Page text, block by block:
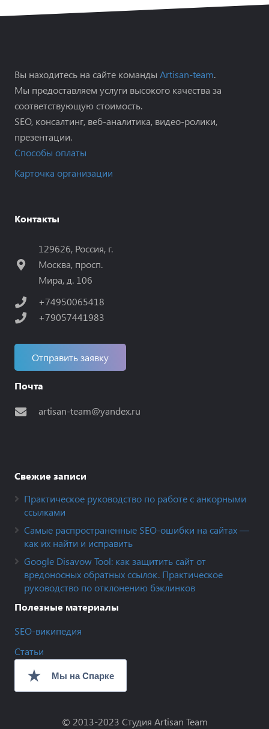
Вы находитесь на сайте команды Artisan-team.
Мы предоставляем услуги высокого качества за
соответствующую стоимость.
SEO, консалтинг, веб-аналитика, видео-ролики,
презентации.
Способы оплаты
Карточка организации
Контакты
129626, Россия, г.
Москва, просп.
Мира, д. 106
+74950065418
+79057441983
Отправить заявку
Почта
artisan-team@yandex.ru
Свежие записи
Практическое руководство по работе с анкорными
ссылками
Самые распространенные SEO-ошибки на сайтах —
как их найти и исправить
Google Disavow Tool: как защитить сайт от
вредоносных обратных ссылок. Практическое
руководство по отклонению бэклинков
Полезные материалы
SEO-википедия
Статьи
© 2013-2023 Студия Artisan Team